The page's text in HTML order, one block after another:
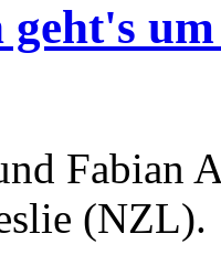
Fabian
(NZL).